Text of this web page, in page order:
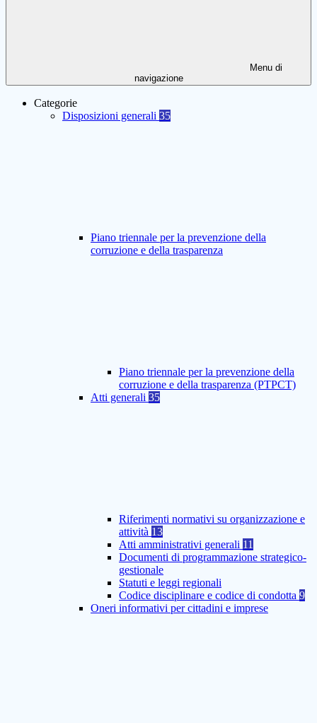
Menu di
navigazione
Categorie
Disposizioni generali 35
Piano triennale per la prevenzione della
corruzione e della trasparenza
Piano triennale per la prevenzione della
corruzione e della trasparenza (PTPCT)
Atti generali 35
Riferimenti normativi su organizzazione e
attività 13
Atti amministrativi generali 11
Documenti di programmazione strategico-
gestionale
Statuti e leggi regionali
Codice disciplinare e codice di condotta 9
Oneri informativi per cittadini e imprese